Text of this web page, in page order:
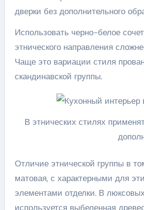
дверки без дополнительного
Использовать черно-белое
этнического направления
Чаще это вариации стиля
скандинавской группы.
В этнических стилях
Отличие этнической группы в
матовая, с характерными для
элементами отделки. В
используется выбеленная